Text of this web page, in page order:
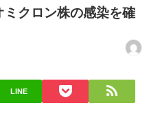
クロン株の感染を確
LINE